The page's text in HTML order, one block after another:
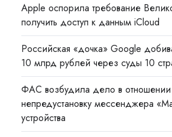
Apple оспорила требование
получить доступ к данным iCloud
Российская «дочка» Google
10 млрд рублей через суды 10
ФАС возбудила дело в
непредустановку мессенджера
устройства